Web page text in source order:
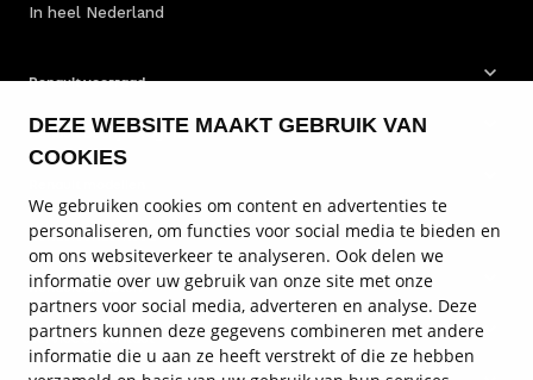
DEZE WEBSITE MAAKT GEBRUIK VAN
COOKIES
We gebruiken cookies om content en advertenties te
personaliseren, om functies voor social media te bieden en
om ons websiteverkeer te analyseren. Ook delen we
informatie over uw gebruik van onze site met onze
partners voor social media, adverteren en analyse. Deze
partners kunnen deze gegevens combineren met andere
informatie die u aan ze heeft verstrekt of die ze hebben
In heel Nederland
Renault voorraad
Renault bedrijfswagens
Renault onderhoud
Renault diensten
Service en contact